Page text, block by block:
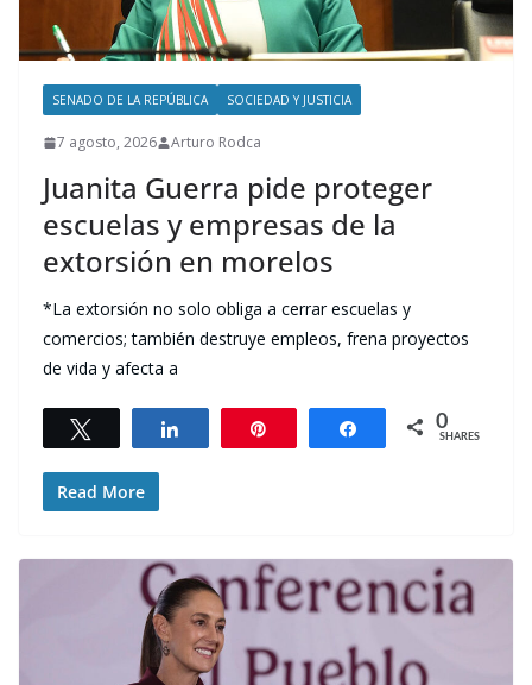
SENADO DE LA REPÚBLICA SOCIEDAD Y JUSTICIA
7 agosto, 2026 Arturo Rodca
Juanita Guerra pide proteger
escuelas y empresas de la
extorsión en morelos
*La extorsión no solo obliga a cerrar escuelas y
comercios; también destruye empleos, frena proyectos
de vida y afecta a
Share 0
SHARES
Read More